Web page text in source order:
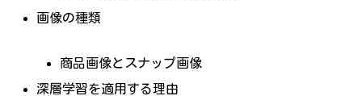
画像の種類
商品画像とスナップ画像
深層学習を適用する理由